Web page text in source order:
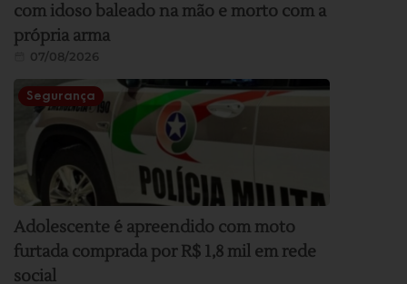
com idoso baleado na mão e morto com a
própria arma
07/08/2026
Segurança
Adolescente é apreendido com moto
furtada comprada por R$ 1,8 mil em rede
social